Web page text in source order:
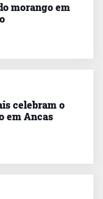
morango em
celebram o
em Ancas